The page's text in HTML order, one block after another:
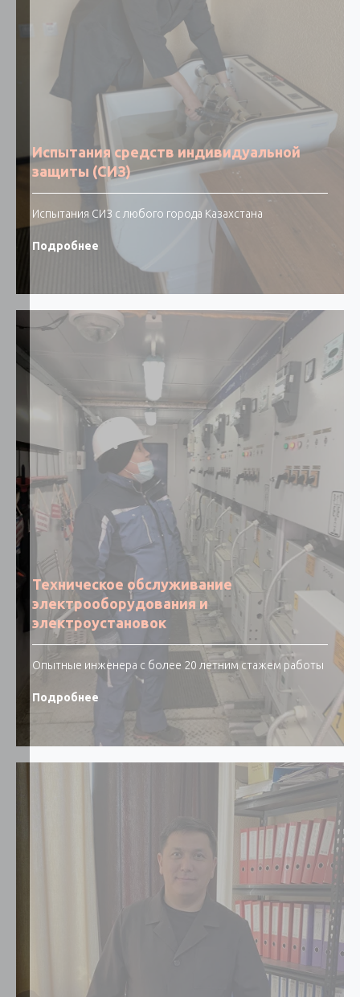
Испытания средств индивидуальной
защиты (СИЗ)
Испытания СИЗ с любого города Казахстана
Подробнее
Техническое обслуживание
электрооборудования и
электроустановок
Опытные инженера с более 20 летним стажем работы
Подробнее
ИЛ ТОО Сенім Trade LTD ваш надежный партнер!